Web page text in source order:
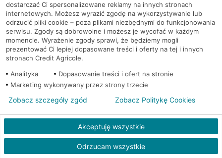
Warszawa, al. Jerozolimskie
179
Bankomat (Planet
Cash)
Warszawa, Al.Jerozolimskie
184
Bankomat (Planet
Cash)
Warszawa, al. Jerozolimskie
202
Bankomat
(Euronet)
Jerozolimskie 27
CA BP
Jerozolimskie 27
Bankomat w placówce
CA BP
dostarczać Ci spersonalizowane reklamy na innych stronach
internetowych. Możesz wyrazić zgodę na wykorzystywanie lub
odrzucić pliki cookie – poza plikami niezbędnymi do funkcjonowania
serwisu. Zgody są dobrowolne i możesz je wycofać w każdym
momencie. Wyrażenie zgody sprawi, że będziemy mogli
prezentować Ci lepiej dopasowane treści i oferty na tej i innych
stronach Credit Agricole.
Analityka
Dopasowanie treści i ofert na stronie
Marketing wykonywany przez strony trzecie
Akceptuję wszystkie
Odrzucam wszystkie
Zobacz szczegóły zgód Zobacz Politykę Cookies